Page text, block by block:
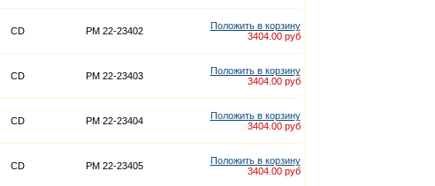
CD PM 22-23402
Положить в корзину
3404.00 руб
CD PM 22-23403
Положить в корзину
3404.00 руб
CD PM 22-23404
Положить в корзину
3404.00 руб
CD PM 22-23405
Положить в корзину
3404.00 руб